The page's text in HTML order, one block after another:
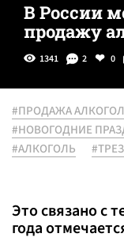
В России
продажу
1341 2 0
#ПРОДАЖА
#НОВОГОДНИЕ
#АЛКОГОЛЬ
Это связано с
года